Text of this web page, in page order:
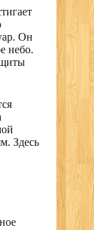
Он
небо.
Здесь